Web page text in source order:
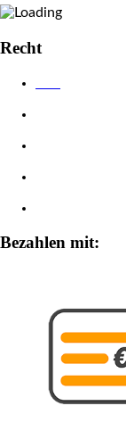
Recht
Bezahlen mit: